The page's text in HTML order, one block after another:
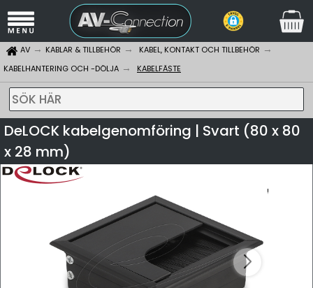
AV KABLAR & TILLBEHÖR
KABEL, KONTAKT OCH TILLBEHÖR
KABELHANTERING OCH -DÖLJA
KABELFÄSTE
SÖK HÄR
DeLOCK kabelgenomföring | Svart (80 x 80
x 28 mm)